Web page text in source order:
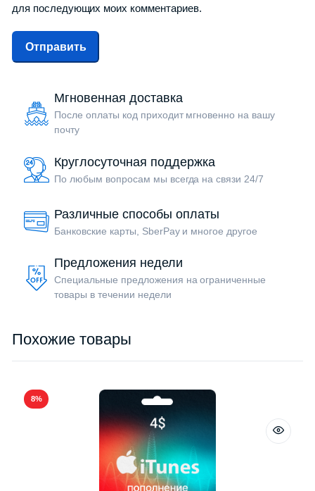
для последующих моих комментариев.
Мгновенная доставка
После оплаты код приходит мгновенно на вашу
почту
Круглосуточная поддержка
По любым вопросам мы всегда на связи 24/7
Различные способы оплаты
Банковские карты, SberPay и многое другое
Предложения недели
Специальные предложения на ограниченные
товары в течении недели
Похожие товары
8%